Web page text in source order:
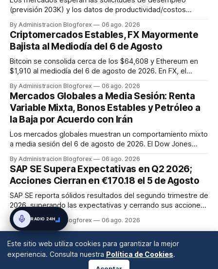
(previsión 203K) y los datos de productividad/costos
UTC, cruciales antes de las Nóminas No Agrícolas de
mañana.
By Administracion Blogforex 06 ago. 2026
Criptomercados Estables, FX Mayormente
Bajista al Mediodía del 6 de Agosto
Bitcoin se consolida cerca de los $64,608 y Ethereum en
$1,910 al mediodía del 6 de agosto de 2026. En FX, el
respectivamente, mientras el USD/JPY sube a 157.8750.
By Administracion Blogforex 06 ago. 2026
Mercados Globales a Media Sesión: Renta
Variable Mixta, Bonos Estables y Petróleo a
la Baja por Acuerdo con Irán
Los mercados globales muestran un comportamiento mixto
a media sesión del 6 de agosto de 2026. El Dow Jones
Nasdaq Composite registran caídas. Los bonos soberanos
se mantienen estables, y el petróleo crudo desciende ante
el optimismo por u...
By Administracion Blogforex 06 ago. 2026
SAP SE Supera Expectativas en Q2 2026;
Acciones Cierran en €170.18 el 5 de Agosto
SAP SE reporta sólidos resultados del segundo trimestre de
2026, superando las expectativas y cerrando sus acciones
en €170.18 el 5 de agosto. Este desempeño impulsa el
optimismo en el mercado europeo, con el EURO STOXX 50
By Administracion Blogforex 06 ago. 2026
Este sitio web utiliza cookies para garantizar la mejor
experiencia. Consulta nuestra Política de Cookies.
RADIO 24H